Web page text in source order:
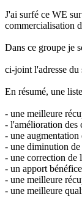
J'ai surfé ce WE
commercialisation
Dans ce groupe je
ci-joint l'adresse
En résumé, une
- une meilleure
- l'amélioration des
- une augmentation
- une diminution de
- une correction de
- un apport
- une meilleure
- une meilleure